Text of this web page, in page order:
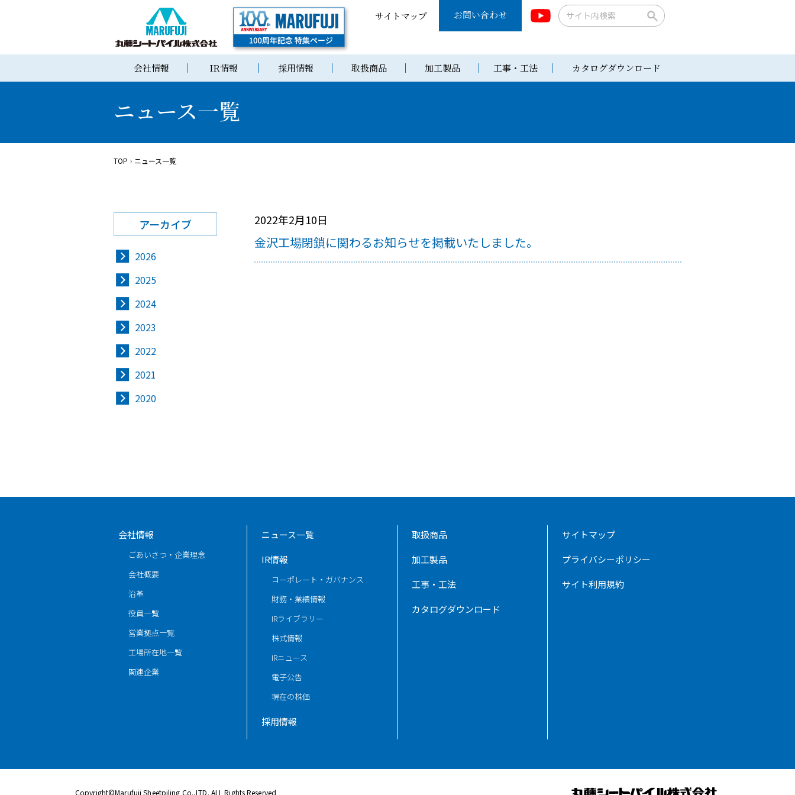
サイトマップ お問い合わせ
会社情報 IR情報 採用情報 取扱商品 加工製品 工事・工法 カタログダウンロード
ニュース一覧
TOP ニュース一覧
アーカイブ
2026
2025
2024
2023
2022
2021
2020
2022年2月10日
金沢工場閉鎖に関わるお知らせを掲載いたしました。
会社情報
ごあいさつ・企業理念
会社概要
沿革
役員一覧
営業拠点一覧
工場所在地一覧
関連企業
ニュース一覧
IR情報
コーポレート・ガバナンス
財務・業績情報
IRライブラリー
株式情報
IRニュース
電子公告
現在の株価
採用情報
取扱商品
加工製品
工事・工法
カタログダウンロード
サイトマップ
プライバシーポリシー
サイト利用規約
Copyright©Marufuji Sheetpiling Co.,LTD. ALL Rights Reserved